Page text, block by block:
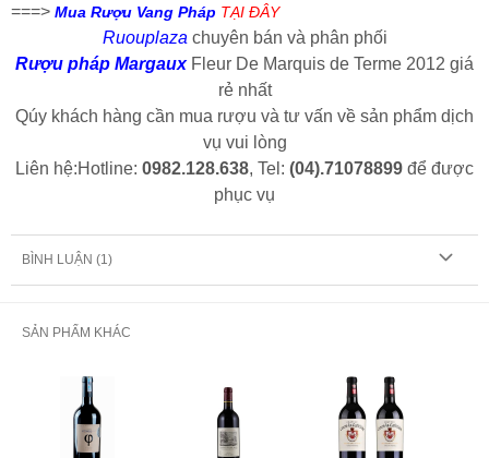
===> Mua Rượu Vang Pháp TẠI ĐÂY
Ruouplaza chuyên bán và phân phối
Rượu pháp Margaux Fleur De Marquis de Terme 2012 giá
rẻ nhất
Qúy khách hàng cần mua rượu và tư vấn về sản phẩm dịch
vụ vui lòng
Liên hệ:Hotline: 0982.128.638, Tel: (04).71078899 để được
phục vụ
BÌNH LUẬN (1)
SẢN PHẨM KHÁC